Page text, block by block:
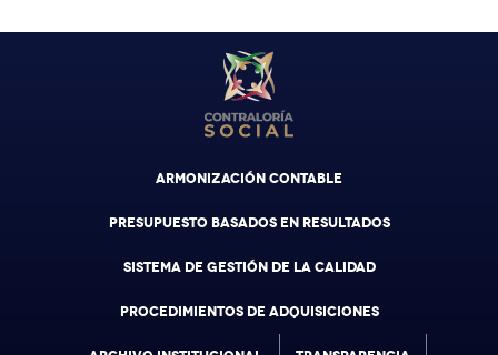
ARMONIZACIÓN CONTABLE
PRESUPUESTO BASADOS EN RESULTADOS
SISTEMA DE GESTIÓN DE LA CALIDAD
PROCEDIMIENTOS DE ADQUISICIONES